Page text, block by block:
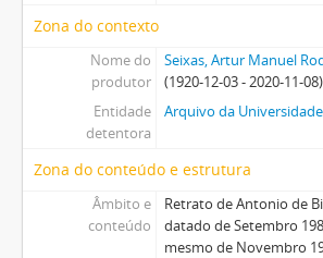
Zona do contexto
Nome do
produtor
Seixas, Artur Manuel
(1920-12-03 - 2020-11-08)
Entidade
detentora
Arquivo da
Zona do conteúdo e estrutura
Âmbito e
conteúdo
Retrato de Antonio de
datado de Setembro
mesmo de Novembro